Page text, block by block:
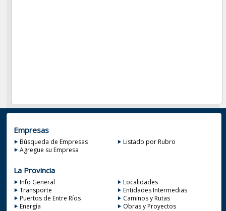
Empresas
Búsqueda de Empresas
Listado por Rubro
Agregue su Empresa
La Provincia
Info General
Localidades
Transporte
Entidades Intermedias
Puertos de Entre Ríos
Caminos y Rutas
Energía
Obras y Proyectos